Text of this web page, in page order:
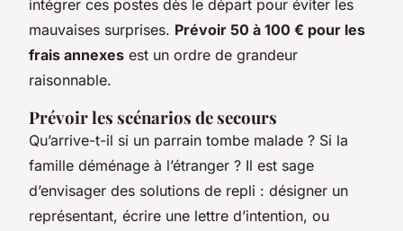
intégrer ces postes dès le départ pour éviter les
mauvaises surprises. Prévoir 50 à 100 € pour les
frais annexes est un ordre de grandeur
raisonnable.
Prévoir les scénarios de secours
Qu’arrive-t-il si un parrain tombe malade ? Si la
famille déménage à l’étranger ? Il est sage
d’envisager des solutions de repli : désigner un
représentant, écrire une lettre d’intention, ou